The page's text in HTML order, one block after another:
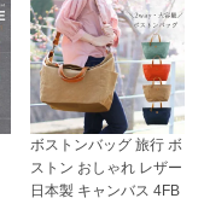
ボストンバッグ 旅行 ボ
ストン おしゃれ レザー
日本製 キャンバス 4FB